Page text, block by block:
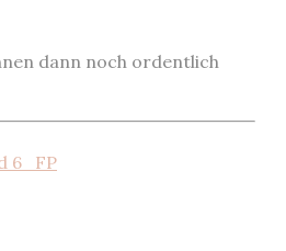
dann noch ordentlich